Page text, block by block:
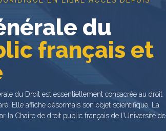
du
français et
du Droit est essentiellement consacrée au droit
Elle affiche désormais son objet scientifique. La
la Chaire de droit public français de l’Université de